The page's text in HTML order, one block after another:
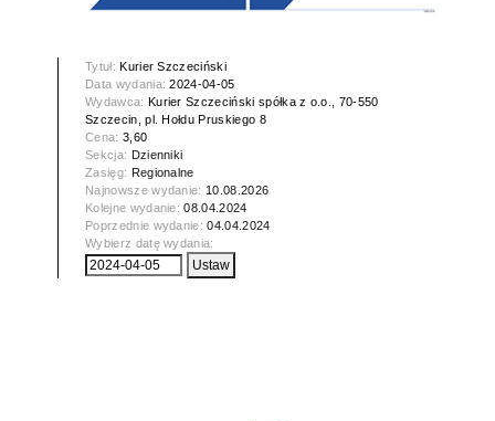
Tytuł: Kurier Szczeciński
Data wydania:2024-04-05
Wydawca: Kurier Szczeciński spółka z o.o., 70-550
Szczecin, pl. Hołdu Pruskiego 8
Cena: 3,60
Sekcja: Dzienniki
Zasięg: Regionalne
Najnowsze wydanie:10.08.2026
Kolejne wydanie:08.04.2024
Poprzednie wydanie:04.04.2024
Wybierz datę wydania: